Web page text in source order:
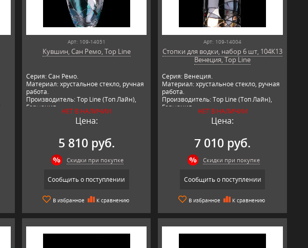
Арт: 109-14051
Кувшин, Сан Ремо, Top Line
Серия: Сан Ремо.
Материал: хрустальное стекло, ручная
работа.
Производитель: Top Line (Топ Лайн),
Германия.
НЕТ В НАЛИЧИИ
Цена:
5 810 руб.
Скидки при покупке
Сообщить о поступлении
В избранное К сравнению
Арт: 109-14004
Стопки для водки, набор 6 шт, 104К13
Венеция, Top Line
Серия: Венеция.
Материал: хрустальное стекло, ручная
работа.
Производитель: Top Line (Топ Лайн),
Германия.
НЕТ В НАЛИЧИИ
Цена:
7 010 руб.
Скидки при покупке
Сообщить о поступлении
В избранное К сравнению